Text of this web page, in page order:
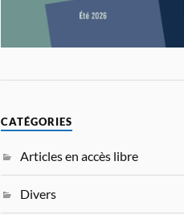
CATÉGORIES
Articles en accès libre
Divers